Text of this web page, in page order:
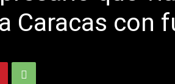
Caracas con